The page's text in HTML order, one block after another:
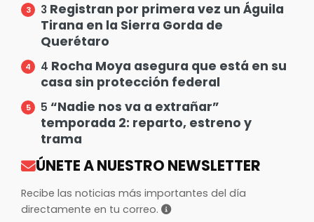
3 Registran por primera vez un Águila
Tirana en la Sierra Gorda de
Querétaro
4 Rocha Moya asegura que está en su
casa sin protección federal
5 “Nadie nos va a extrañar”
temporada 2: reparto, estreno y
trama
ÚNETE A NUESTRO NEWSLETTER
Recibe las noticias más importantes del día
directamente en tu correo.